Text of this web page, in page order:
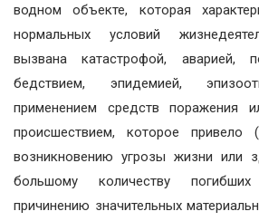
водном объекте, которая
нормальных условий
вызвана катастрофой, аварией,
бедствием, эпидемией,
применением средств поражения
происшествием, которое привело
возникновению угрозы жизни или
большому количеству
причинению значительных